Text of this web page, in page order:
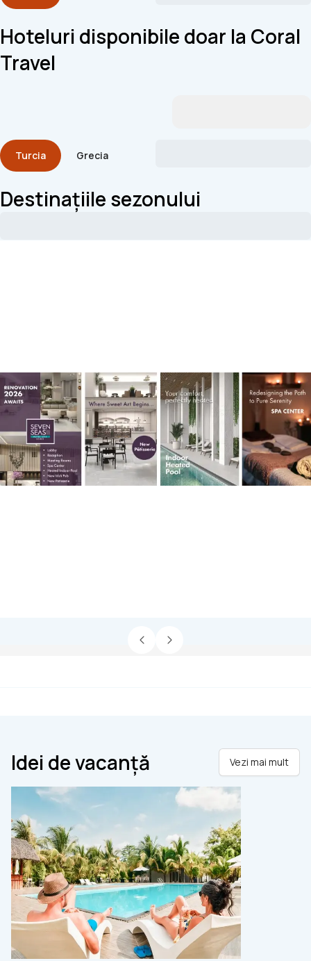
Hoteluri disponibile doar la Coral
Travel
Turcia Grecia
Destinațiile sezonului
Idei de vacanță Vezi mai mult